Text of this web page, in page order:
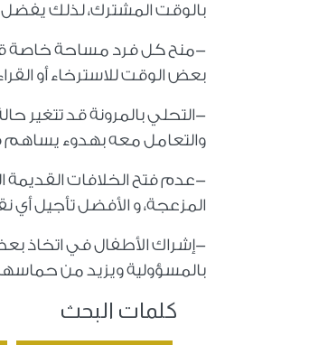
بالوقت المشترك، لذلك
-منح كل فرد مساحة خاصة
بعض الوقت للاسترخاء أو
-التحلي بالمرونة قد تتغير
والتعامل معه بهدوء يساهم
-عدم فتح الخلافات القديمة
المزعجة، و الأفضل تأجيل أي
-إشراك الأطفال في اتخاذ
بالمسؤولية ويزيد من
كلمات البحث